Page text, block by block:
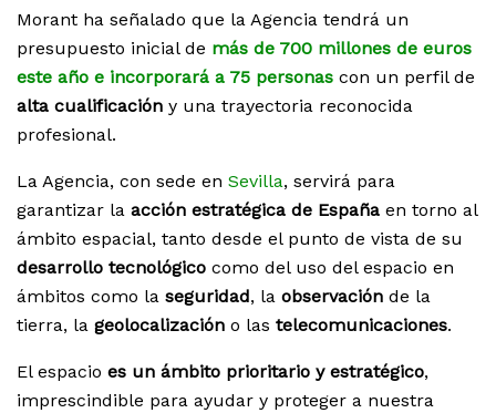
Morant ha señalado que la Agencia tendrá un
presupuesto inicial de más de 700 millones de euros
este año e incorporará a 75 personas con un perfil de
alta cualificación y una trayectoria reconocida
profesional.
La Agencia, con sede en Sevilla, servirá para
garantizar la acción estratégica de España en torno al
ámbito espacial, tanto desde el punto de vista de su
desarrollo tecnológico como del uso del espacio en
ámbitos como la seguridad, la observación de la
tierra, la geolocalización o las telecomunicaciones.
El espacio es un ámbito prioritario y estratégico,
imprescindible para ayudar y proteger a nuestra